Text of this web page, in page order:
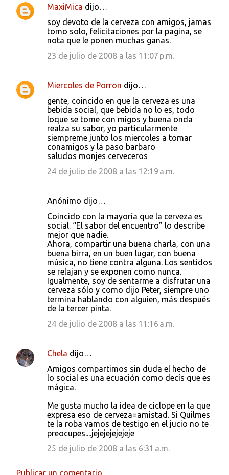
MaxiMica dijo…
soy devoto de la cerveza con amigos, jamas
tomo solo, felicitaciones por la pagina, se
nota que le ponen muchas ganas.
23 de julio de 2008 a las 11:07 p.m.
Miercoles de Porron dijo…
gente, coincido en que la cerveza es una
bebida social, que bebida no lo es, todo
loque se tome con migos y buena onda
realza su sabor, yo particularmente
siempreme junto los miercoles a tomar
conamigos y la paso barbaro
saludos monjes cerveceros
24 de julio de 2008 a las 12:19 a.m.
Anónimo dijo…
Coincido con la mayoría que la cerveza es
social. “El sabor del encuentro” lo describe
mejor que nadie.
Ahora, compartir una buena charla, con una
buena birra, en un buen lugar, con buena
música, no tiene contra alguna. Los sentidos
se relajan y se exponen como nunca.
Igualmente, soy de sentarme a disfrutar una
cerveza sólo y como dijo Peter, siempre uno
termina hablando con alguien, más después
de la tercer pinta.
24 de julio de 2008 a las 11:16 a.m.
Chela dijo…
Amigos compartimos sin duda el hecho de
lo social es una ecuación como decís que es
mágica.
Me gusta mucho la idea de ciclope en la que
expresa eso de cerveza=amistad. Si Quilmes
te la roba vamos de testigo en el jucio no te
preocupes....jejejejejejeje
25 de julio de 2008 a las 6:31 a.m.
Publicar un comentario